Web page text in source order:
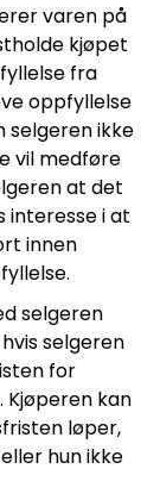
varen på
kjøpet
fra
oppfyllelse
selgeren ikke
vil medføre
at det
interesse i at
innen
selgeren
selgeren
for
kan
løper,
hun ikke